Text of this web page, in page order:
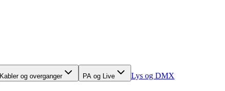
Kabler og overganger PA og Live Lys og DMX